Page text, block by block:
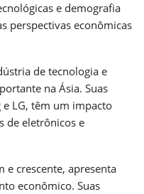
e demografia
perspectivas econômicas
de tecnologia e
na Ásia. Suas
LG, têm um impacto
de eletrônicos e
e crescente, apresenta
econômico. Suas